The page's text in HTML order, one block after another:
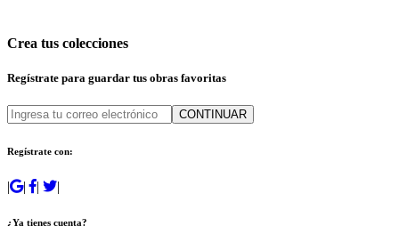
Crea tus colecciones
Regístrate para guardar tus obras favoritas
CONTINUAR
Regístrate con:
| | | |
¿Ya tienes cuenta?